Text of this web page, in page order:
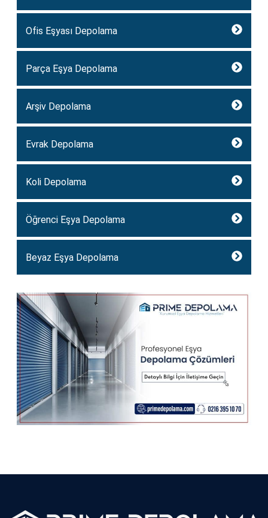
Ofis Eşyası Depolama
Parça Eşya Depolama
Arşiv Depolama
Evrak Depolama
Koli Depolama
Öğrenci Eşya Depolama
Beyaz Eşya Depolama